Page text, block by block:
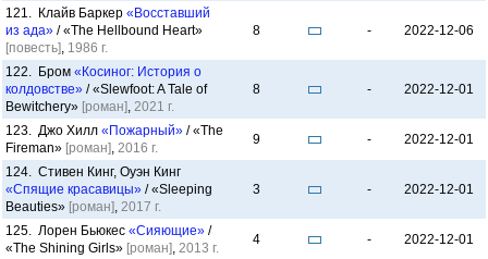
121. Клайв Баркер «Восставший
из ада» / «The Hellbound Heart»
[повесть], 1986 г.
8 - 2022-12-06
122. Бром «Косиног: История о
колдовстве» / «Slewfoot: A Tale of
Bewitchery» [роман], 2021 г.
8 - 2022-12-01
123. Джо Хилл «Пожарный» / «The
Fireman» [роман], 2016 г.
9 - 2022-12-01
124. Стивен Кинг, Оуэн Кинг
«Спящие красавицы» / «Sleeping
Beauties» [роман], 2017 г.
3 - 2022-12-01
125. Лорен Бьюкес «Сияющие» /
«The Shining Girls» [роман], 2013 г.
4 - 2022-12-01